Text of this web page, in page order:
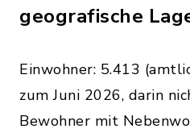
geografische
Einwohner: 5.413
zum Juni 2026, darin
Bewohner mit